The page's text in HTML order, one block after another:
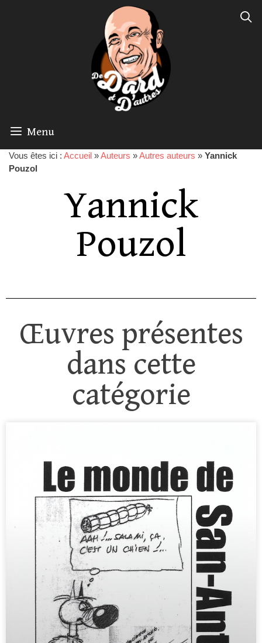
Menu
Vous êtes ici : Accueil »Auteurs »Autres auteurs » Yannick
Pouzol
Yannick
Pouzol
Œuvres présentes
dans cette
catégorie